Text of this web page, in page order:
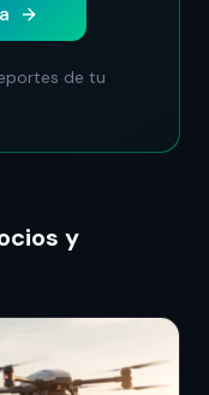
de tu
y